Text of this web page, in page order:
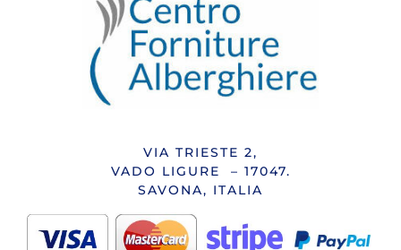
VIA TRIESTE 2,
VADO LIGURE – 17047.
SAVONA, ITALIA